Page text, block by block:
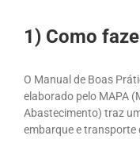
1) Como
O Manual de Boas
elaborado pelo MAPA
Abastecimento) traz
embarque e transporte